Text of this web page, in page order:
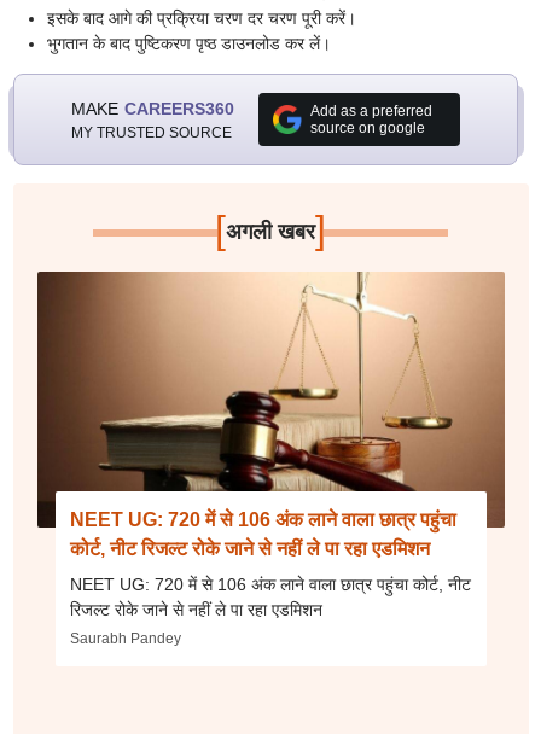
इसके बाद आगे की प्रक्रिया चरण दर चरण पूरी करें।
भुगतान के बाद पुष्टिकरण पृष्ठ डाउनलोड कर लें।
MAKE CAREERS360
MY TRUSTED SOURCE
Add as a preferred
source on google
[अगली खबर]
NEET UG: 720 में से 106 अंक लाने वाला छात्र पहुंचा
कोर्ट, नीट रिजल्ट रोके जाने से नहीं ले पा रहा एडमिशन
NEET UG: 720 में से 106 अंक लाने वाला छात्र पहुंचा कोर्ट, नीट
रिजल्ट रोके जाने से नहीं ले पा रहा एडमिशन
Saurabh Pandey